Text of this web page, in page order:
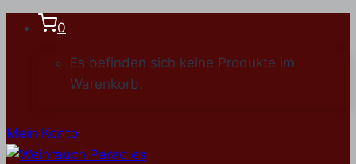
Zum
springen
0
Es befinden sich keine Produkte im
Warenkorb.
Mein Konto